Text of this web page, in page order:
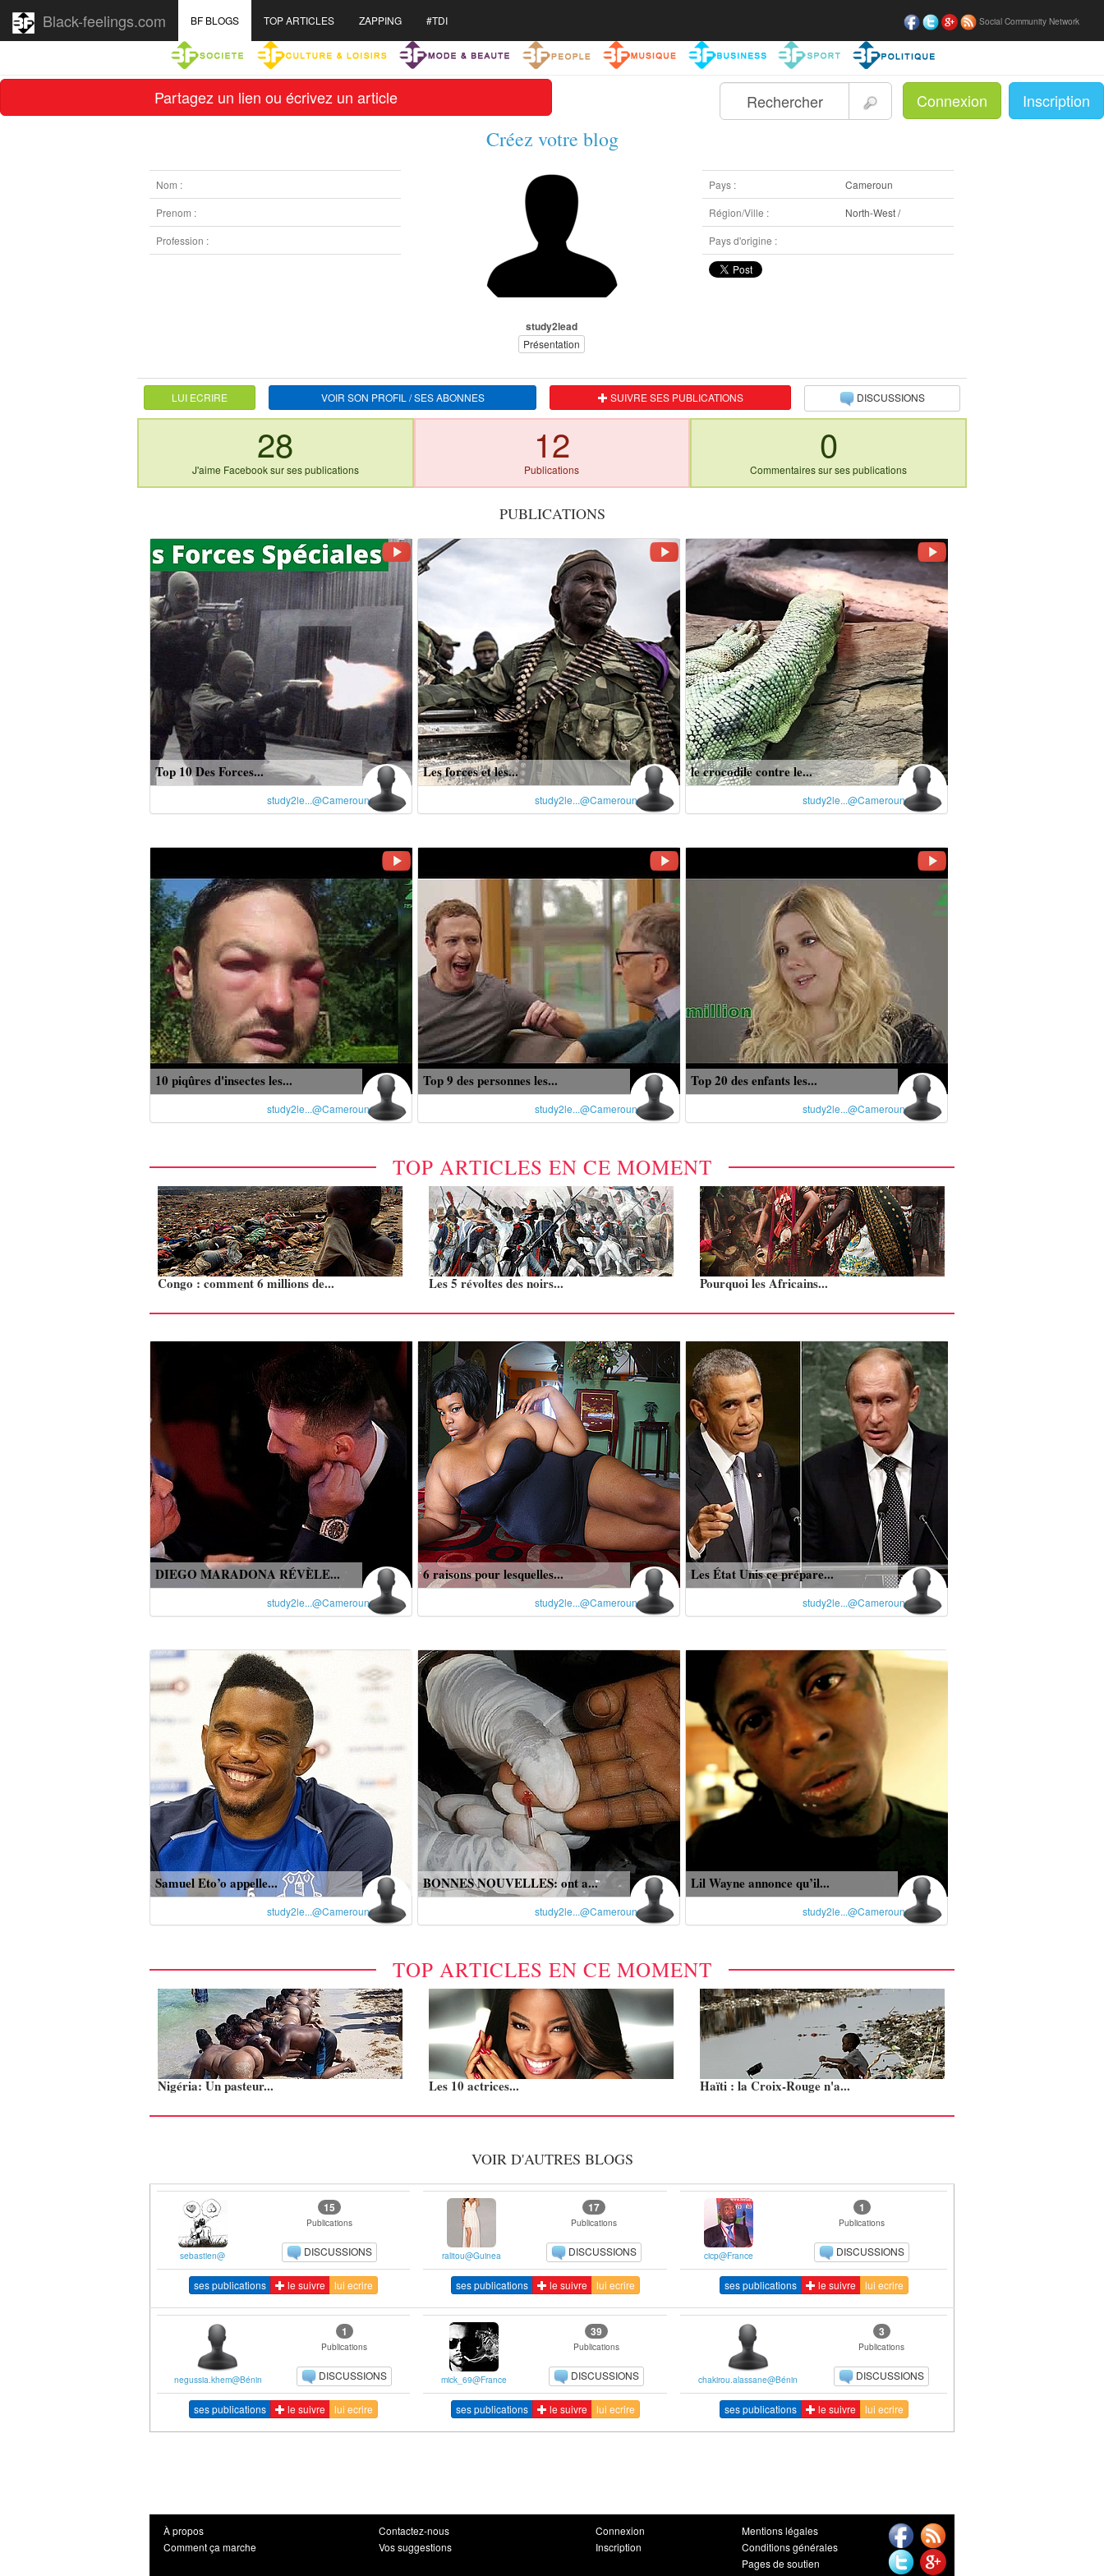
Partagez un lien ou écrivez un article Connexion Inscription
Black-feelings.com Social Community Network
BF BLOGS TOP ARTICLES ZAPPING #TDI
Créez votre blog
Nom :
Prenom :
Profession :
study2lead
Présentation
Pays :
Cameroun
Région/Ville :
North-West /
Pays d'origine :
LUI ECRIRE VOIR SON PROFIL / SES ABONNES SUIVRE SES PUBLICATIONS DISCUSSIONS
28
J'aime Facebook sur ses publications
12
Publications
0
Commentaires sur ses publications
PUBLICATIONS
Top 10 Des Forces...
study2le...@Cameroun
Les forces et les...
study2le...@Cameroun
le crocodile contre le...
study2le...@Cameroun
10 piqûres d'insectes les...
study2le...@Cameroun
Top 9 des personnes les...
study2le...@Cameroun
Top 20 des enfants les...
study2le...@Cameroun
TOP ARTICLES EN CE MOMENT
Congo : comment 6 millions de... Les 5 révoltes des noirs... Pourquoi les Africains...
DIEGO MARADONA RÉVÈLE...
study2le...@Cameroun
6 raisons pour lesquelles...
study2le...@Cameroun
Les État Unis ce prépare...
study2le...@Cameroun
Samuel Eto’o appelle...
study2le...@Cameroun
BONNES NOUVELLES: ont a...
study2le...@Cameroun
Lil Wayne annonce qu’il...
study2le...@Cameroun
TOP ARTICLES EN CE MOMENT
Nigéria: Un pasteur... Les 10 actrices... Haïti : la Croix-Rouge n'a...
VOIR D'AUTRES BLOGS
sebastien@
15
Publications
DISCUSSIONS
ses publications le suivre lui ecrire
ralitou@Guinea
17
Publications
DISCUSSIONS
ses publications le suivre lui ecrire
cicp@France
1
Publications
DISCUSSIONS
ses publications le suivre lui ecrire
negussia.khem@Bénin
1
Publications
DISCUSSIONS
ses publications le suivre lui ecrire
mick_69@France
39
Publications
DISCUSSIONS
ses publications le suivre lui ecrire
chakirou.alassane@Bénin
3
Publications
DISCUSSIONS
ses publications le suivre lui ecrire
À propos
Comment ça marche
Contactez-nous
Vos suggestions
Connexion
Inscription
Mentions légales
Conditions générales
Pages de soutien